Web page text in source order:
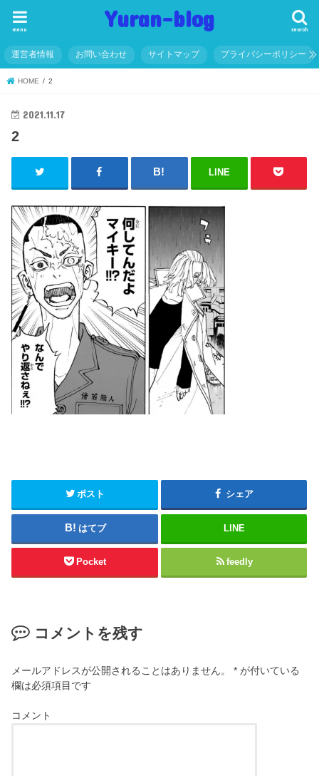
Yuran-blog search
menu
運営者情報 お問い合わせ サイトマップ プライバシーポリシー
HOME 2
2021.11.17
2
LINE
ポスト シェア
はてブ LINE
Pocket feedly
コメントを残す
メールアドレスが公開されることはありません。 * が付いている
欄は必須項目です
コメント